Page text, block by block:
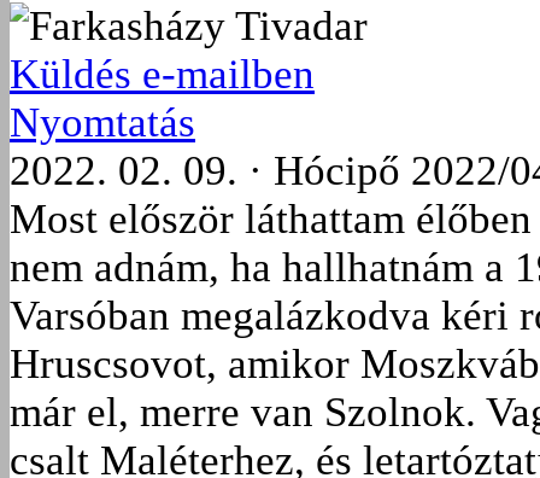
Farkasházy Tivadar
Küldés e-mailben
Nyomtatás
2022. 02. 09. · Hócipő 2022/
Most először láthattam
nem adnám, ha hallhatnám a
Varsóban megalázkodva kéri
Hruscsovot, amikor
már el, merre van Szolnok.
csalt Maléterhez, és